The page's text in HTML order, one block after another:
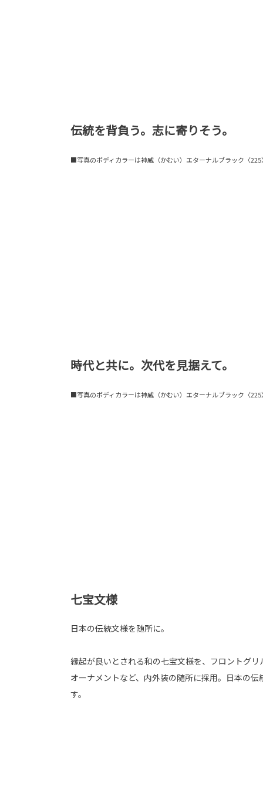
伝統を背負う。志に寄りそう。
■写真のボディカラーは神威（かむい）エターナルブラック〈225
時代と共に。次代を見据えて。
■写真のボディカラーは神威（かむい）エターナルブラック〈225
七宝文様
日本の伝統文様を随所に。
縁起が良いとされる和の七宝文様を、フロントグ
オーナメントなど、内外装の随所に採用。日本の
す。